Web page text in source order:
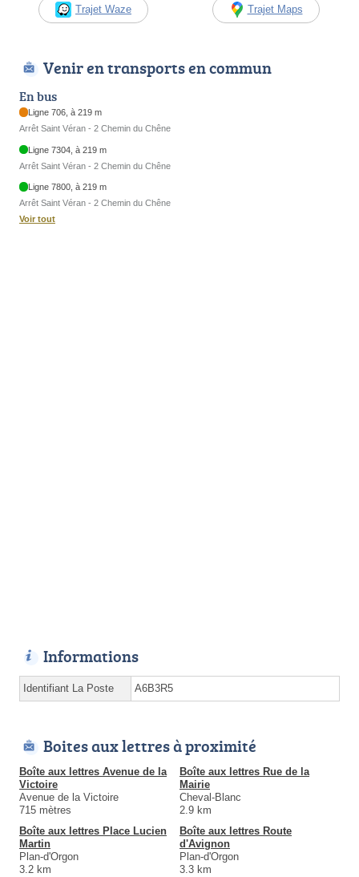
Trajet Waze Trajet Maps
Venir en transports en commun
En bus
Ligne 706, à 219 m
Arrêt Saint Véran - 2 Chemin du Chêne
Ligne 7304, à 219 m
Arrêt Saint Véran - 2 Chemin du Chêne
Ligne 7800, à 219 m
Arrêt Saint Véran - 2 Chemin du Chêne
Voir tout
Informations
Identifiant La Poste A6B3R5
Boites aux lettres à proximité
Boîte aux lettres Avenue de la
Victoire
Avenue de la Victoire
715 mètres
Boîte aux lettres Rue de la
Mairie
Cheval-Blanc
2.9 km
Boîte aux lettres Place Lucien
Martin
Plan-d'Orgon
3.2 km
Boîte aux lettres Route
d'Avignon
Plan-d'Orgon
3.3 km